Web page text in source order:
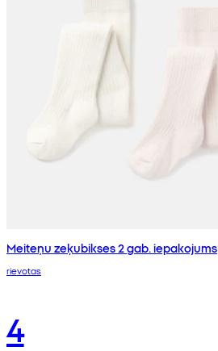
Meiteņu zeķubikses 2 gab. iepakojums
rievotas
4